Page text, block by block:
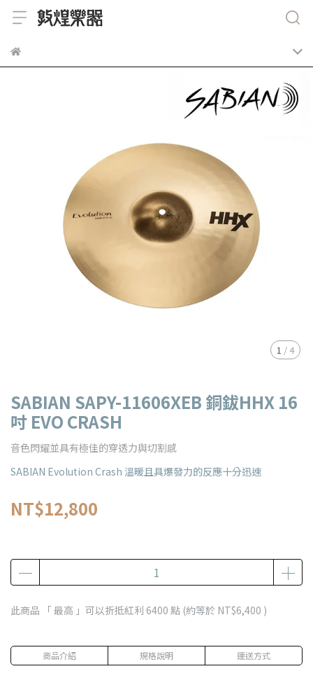
1 / 4
SABIAN SAPY-11606XEB 銅鈸HHX 16
吋 EVO CRASH
音色閃耀並具有極佳的穿透力與切割感
SABIAN Evolution Crash 溫暖且具爆發力的反應十分迅速
NT$12,800
此商品 「 最高 」可以折抵紅利 6400 點 (約等於 NT$6,400 )
商品介紹 規格說明 運送方式